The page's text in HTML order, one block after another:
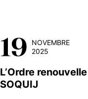
19
NOVEMBRE
2025
L’Ordre
SOQUIJ